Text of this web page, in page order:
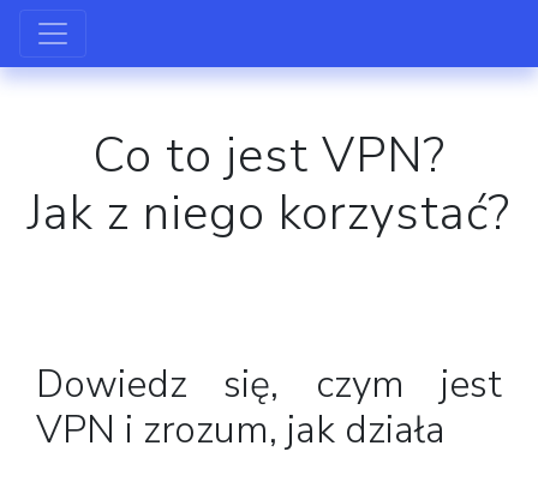
Co to jest VPN?
Jak z niego korzystać?
Dowiedz się, czym jest
VPN i zrozum, jak działa